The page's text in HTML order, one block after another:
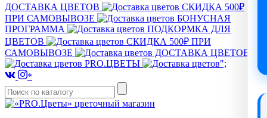
ДОСТАВКА ЦВЕТОВ
СКИДКА 500₽
ПРИ САМОВЫВОЗЕ
БОНУСНАЯ
ПРОГРАММА
ПОДКОРМКА ДЛЯ
ЦВЕТОВ
СКИДКА 500₽ ПРИ
САМОВЫВОЗЕ
ДОСТАВКА ЦВЕТОВ
PRO.ЦВЕТЫ
";
*